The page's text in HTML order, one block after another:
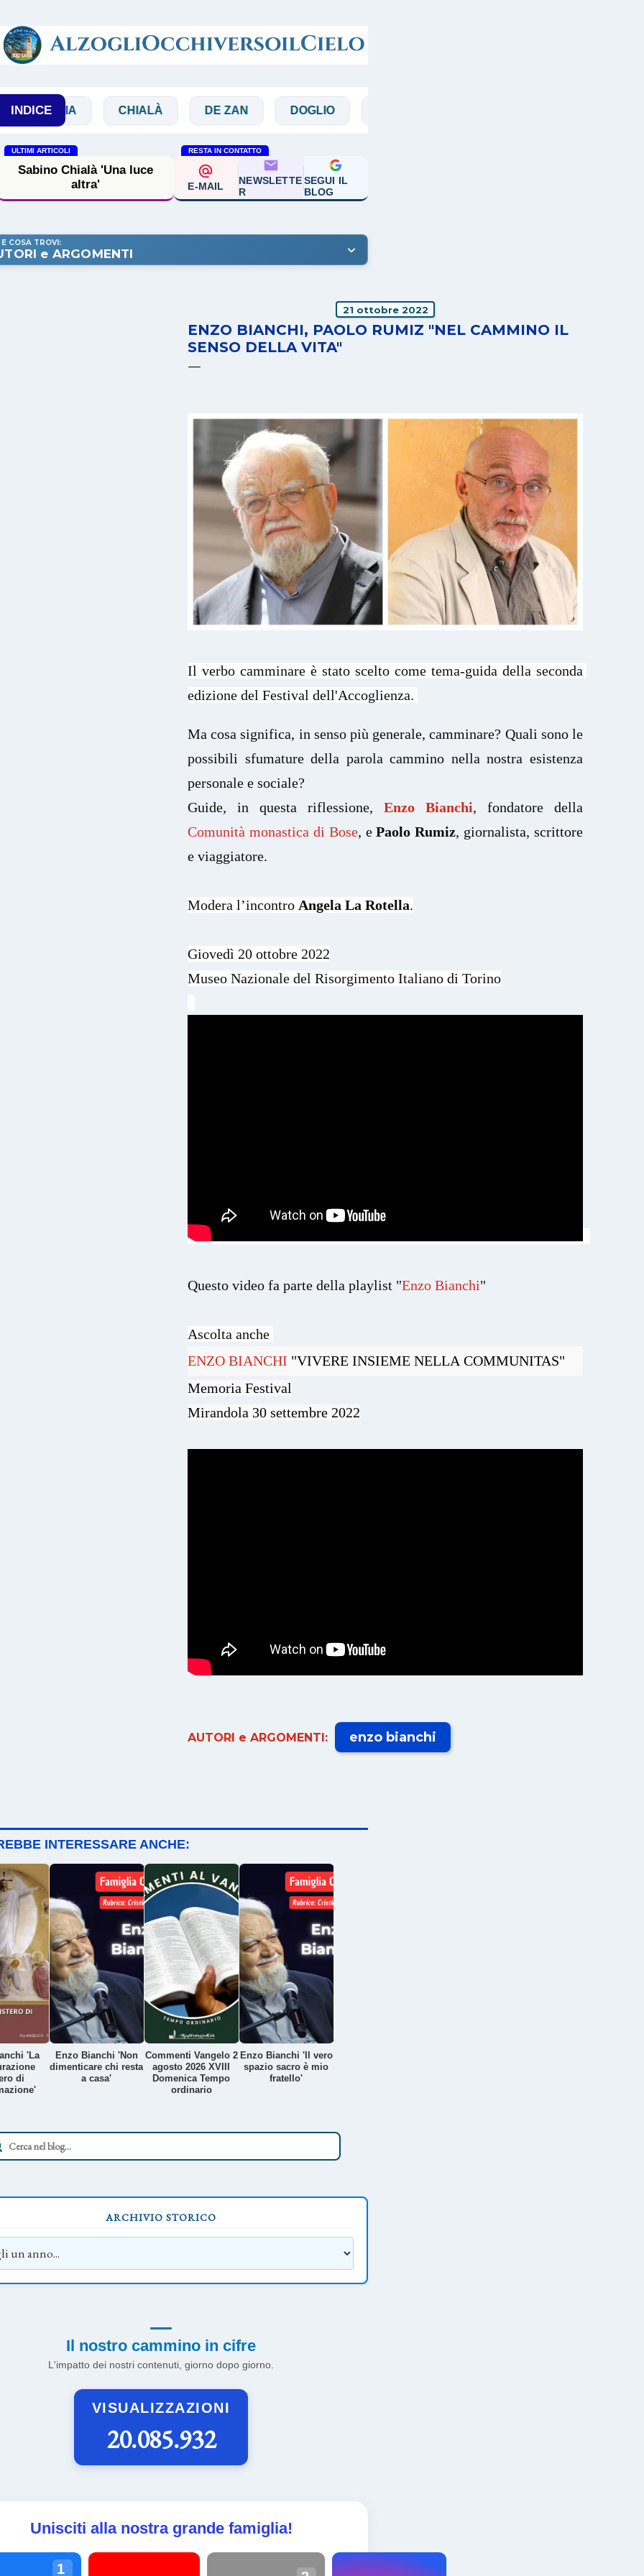
INDICE CHIALÀ DE ZAN DOGLIO MAGGI
ULTIMI ARTICOLI
Sabino Chialà 'Una luce
altra'
RESTA IN CONTATTO
E-MAIL
NEWSLETTE
R
SEGUI IL
BLOG
E COSA TROVI:
e ARGOMENTI
21 ottobre 2022
ENZO BIANCHI, PAOLO RUMIZ "NEL CAMMINO IL
SENSO DELLA VITA"
Il verbo camminare è stato scelto come tema-guida della seconda
edizione del Festival dell'Accoglienza.
Ma cosa significa, in senso più generale, camminare? Quali sono le
possibili sfumature della parola cammino nella nostra esistenza
personale e sociale?
Guide, in questa riflessione, Enzo Bianchi
Comunità monastica di Bose, e Paolo Rumiz, giornalista, scrittore
e viaggiatore.
Modera l’incontro Angela La Rotella.
Giovedì 20 ottobre 2022
Museo Nazionale del Risorgimento Italiano di Torino
Questo video fa parte della playlist "Enzo Bianchi"
Ascolta anche
ENZO BIANCHI "VIVERE INSIEME NELLA COMMUNITAS"
Memoria Festival
Mirandola 30 settembre 2022
AUTORI e ARGOMENTI: enzo bianchi
INTERESSARE ANCHE:
'La
di
Enzo Bianchi 'Non
dimenticare chi resta
a casa'
Commenti Vangelo 2
agosto 2026 XVIII
Domenica Tempo
ordinario
Enzo Bianchi 'Il vero
spazio sacro è mio
fratello'
ARCHIVIO STORICO
Il nostro cammino in cifre
L'impatto dei nostri contenuti, giorno dopo giorno.
VISUALIZZAZIONI
20.085.932
Unisciti alla nostra grande famiglia!
1